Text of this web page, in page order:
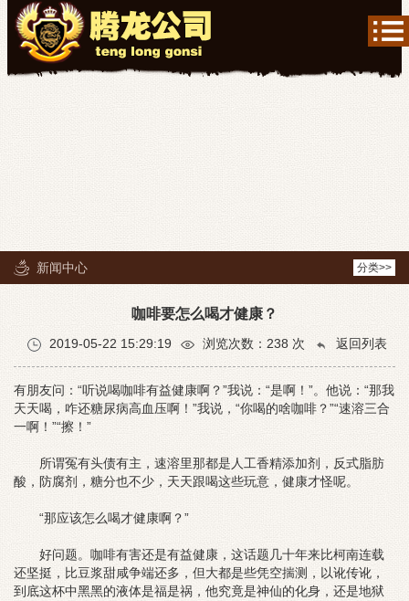
新闻中心 分类>>
咖啡要怎么喝才健康？
2019-05-22 15:29:19 浏览次数： 238 次 返回列表
有朋友问：“听说喝咖啡有益健康啊？”我说：“是啊！”。他说：“那我
天天喝，咋还糖尿病高血压啊！”我说，“你喝的啥咖啡？”“速溶三合
一啊！”“擦！”
所谓冤有头债有主，速溶里那都是人工香精添加剂，反式脂肪
酸，防腐剂，糖分也不少，天天跟喝这些玩意，健康才怪呢。
“那应该怎么喝才健康啊？”
好问题。咖啡有害还是有益健康，这话题几十年来比柯南连载
还坚挺，比豆浆甜咸争端还多，但大都是些凭空揣测，以讹传讹，
到底这杯中黑黑的液体是福是祸，他究竟是神仙的化身，还是地狱